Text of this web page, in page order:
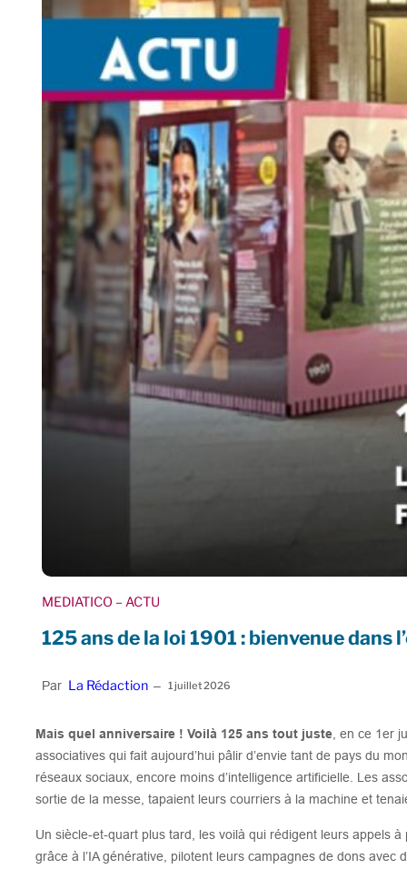
MEDIATICO – ACTU
125 ans de la loi 1901 : bienvenue dans
Par La Rédaction – 1 juillet 2026
Mais quel anniversaire ! Voilà 125 ans tout juste , en ce 1er
associatives qui fait aujourd’hui pâlir d’envie tant de pays du
réseaux sociaux, encore moins d’intelligence artificielle. Les
sortie de la messe, tapaient leurs courriers à la machine et
Un siècle-et-quart plus tard, les voilà qui rédigent leurs appels
grâce à l’IA générative, pilotent leurs campagnes de dons